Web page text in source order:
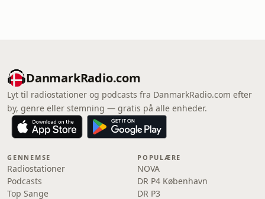
DanmarkRadio.com
Lyt til radiostationer og podcasts fra DanmarkRadio.com efter
by, genre eller stemning — gratis på alle enheder.
GENNEMSE
Radiostationer
Podcasts
Top Sange
POPULÆRE
NOVA
DR P4 København
DR P3